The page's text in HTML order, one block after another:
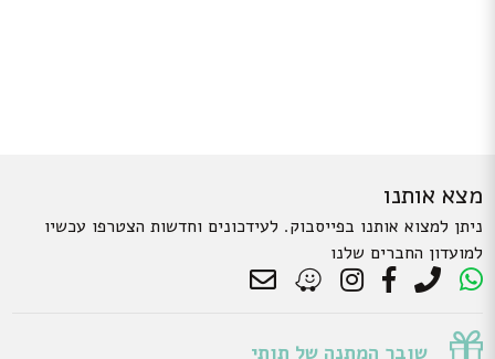
מצא אותנו
ניתן למצוא אותנו בפייסבוק. לעידכונים וחדשות הצטרפו עכשיו
למועדון החברים שלנו
שובר המתנה של תותי